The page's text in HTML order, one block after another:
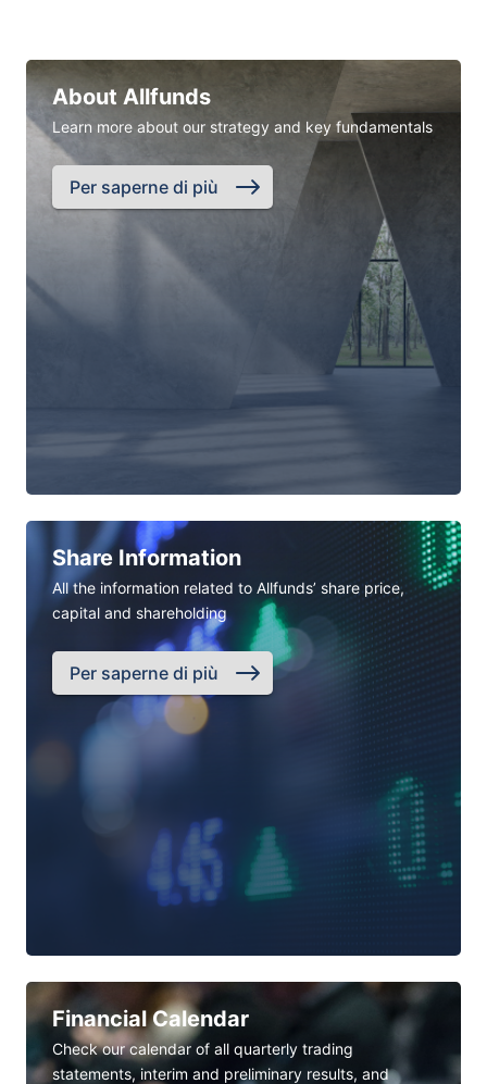
About Allfunds
Learn more about our strategy and key fundamentals
Per saperne di più
Share Information
All the information related to Allfunds’ share price,
capital and shareholding
Per saperne di più
Financial Calendar
Check our calendar of all quarterly trading
statements, interim and preliminary results, and